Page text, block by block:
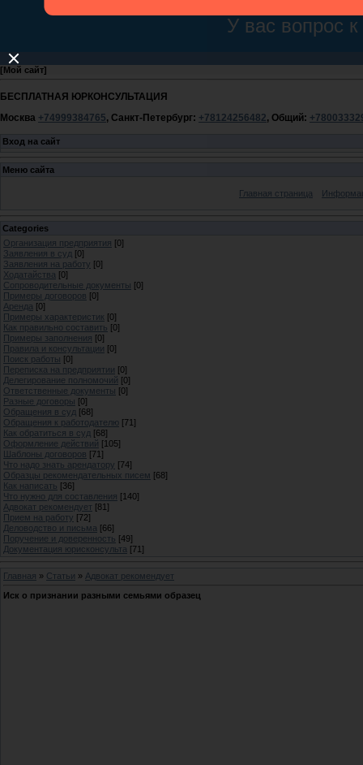
[Мой сайт]
БЕСПЛАТНАЯ ЮРКОНСУЛЬТАЦИЯ
Москва +74999384765, Санкт-Петербург: +78124256482, Общий:
Вход на сайт
Меню сайта
Главная страница
Categories
Организация предприятия [0]
Заявления в суд [0]
Заявления на работу [0]
Ходатайства [0]
Сопроводительные документы [0]
Примеры договоров [0]
Аренда [0]
Примеры характеристик [0]
Как правильно составить [0]
Примеры заполнения [0]
Правила и консультации [0]
Поиск работы [0]
Переписка на предприятии [0]
Делегирование полномочий [0]
Ответственные документы [0]
Разные договоры [0]
Обращения в суд [68]
Обращения к работодателю [71]
Как обратиться в суд [68]
Оформление действий [105]
Шаблоны договоров [71]
Что надо знать арендатору [74]
Образцы рекомендательных писем [68]
Как написать [36]
Что нужно для составления [140]
Адвокат рекомендует [81]
Прием на работу [72]
Деловодство и письма [66]
Поручение и доверенность [49]
Документация юрисконсульта [71]
Главная » Статьи » Адвокат рекомендует
Иск о признании разными семьями образец